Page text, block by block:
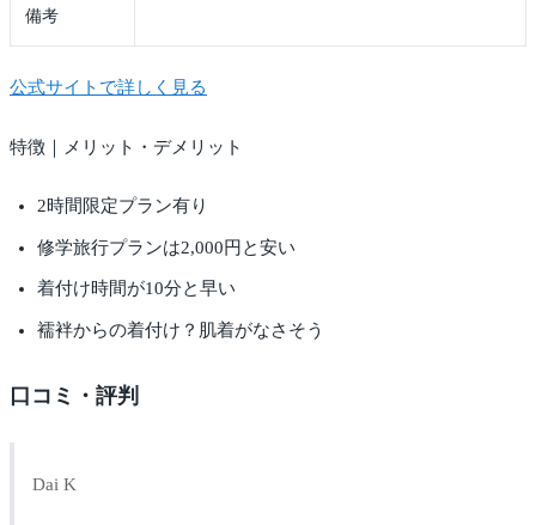
備考
公式サイトで詳しく見る
特徴｜メリット・デメリット
2時間限定プラン有り
修学旅行プランは2,000円と安い
着付け時間が10分と早い
襦袢からの着付け？肌着がなさそう
口コミ・評判
Dai K